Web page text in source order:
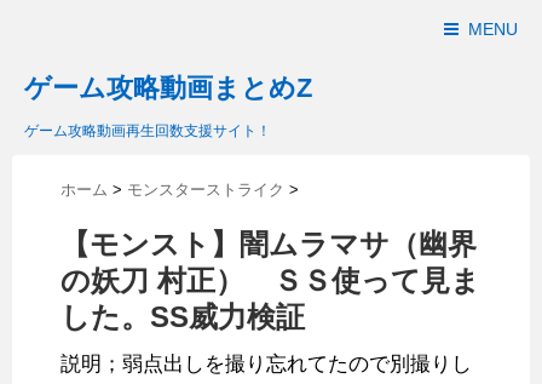
MENU
ゲーム攻略動画まとめZ
ゲーム攻略動画再生回数支援サイト！
ホーム > モンスターストライク >
【モンスト】闇ムラマサ（幽界
の妖刀 村正） ＳＳ使って見ま
した。SS威力検証
説明；弱点出しを撮り忘れてたので別撮りし